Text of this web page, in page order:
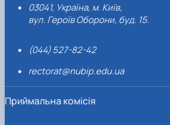
03041, Україна, м. Київ,
вул. Героїв Оборони, буд. 15.
(044) 527-82-42
rectorat@nubip.edu.ua
Приймальна комісія